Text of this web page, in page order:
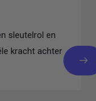
sleutelrol en
kracht achter